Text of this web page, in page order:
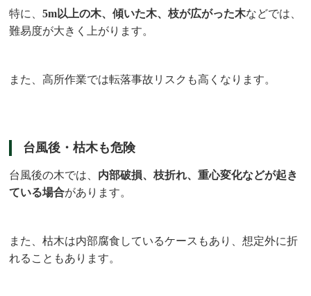
特に、5m以上の木、傾いた木、枝が広がった木などでは、
難易度が大きく上がります。
また、高所作業では転落事故リスクも高くなります。
台風後・枯木も危険
台風後の木では、 内部破損、枝折れ、重心変化などが起き
ている場合があります。
また、枯木は内部腐食しているケースもあり、想定外に折
れることもあります。